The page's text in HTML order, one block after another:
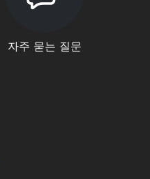
자주 묻는 질문